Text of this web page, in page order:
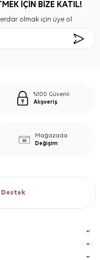
İÇİN BİZE KATIL!
olmak için üye ol.
%100 Güvenli
Alışveriş
Mağazada
Değişim